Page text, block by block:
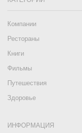
Компании
Рестораны
Книги
Фильмы
Путешествия
Здоровье
ИНФОРМАЦИЯ